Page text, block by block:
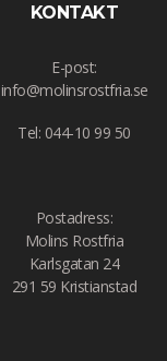
KONTAKT
E-post:
info@molinsrostfria.se
Tel: 044-10 99 50
Postadress:
Molins Rostfria
Karlsgatan 24
291 59 Kristianstad